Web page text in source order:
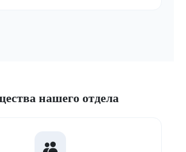
нашего отдела